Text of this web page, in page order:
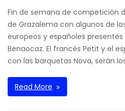
Fin de semana de competición
de Grazalema con algunos de
europeos y españoles
Benaocaz. El francés Petit y el
con las barquetas Nova, serán
Read More